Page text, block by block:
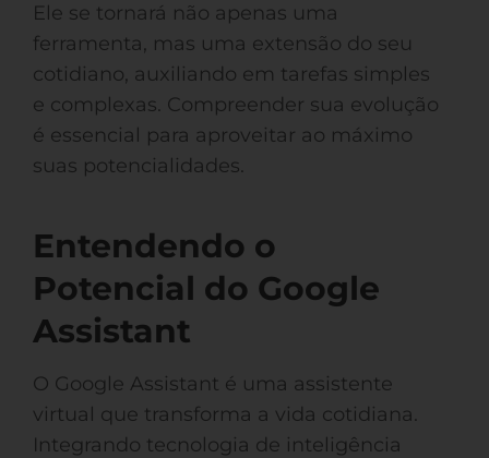
Ele se tornará não apenas uma
ferramenta, mas uma extensão do seu
cotidiano, auxiliando em tarefas simples
e complexas. Compreender sua evolução
é essencial para aproveitar ao máximo
suas potencialidades.
Entendendo o
Potencial do Google
Assistant
O Google Assistant é uma assistente
virtual que transforma a vida cotidiana.
Integrando tecnologia de inteligência